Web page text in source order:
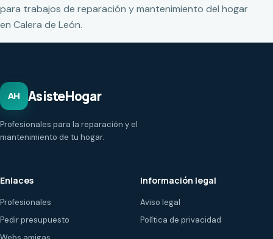
para trabajos de reparación y mantenimiento del hogar
en Calera de León.
AH AsisteHogar
Profesionales para la reparación y el
mantenimiento de tu hogar.
Enlaces
Profesionales
Pedir presupuesto
Información legal
Aviso legal
Política de privacidad